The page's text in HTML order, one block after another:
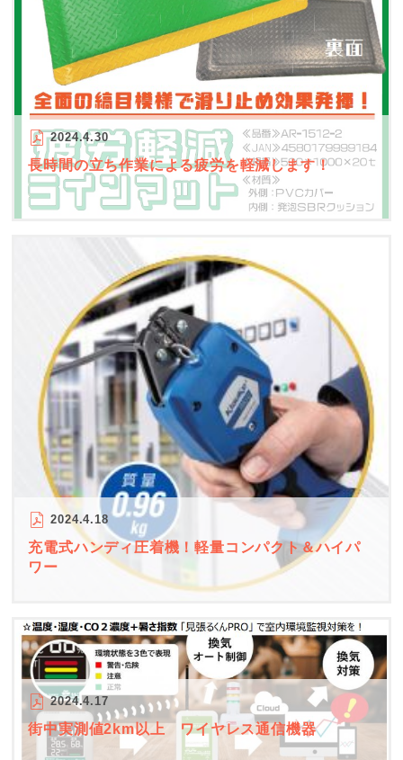
2024.4.30
長時間の立ち作業による疲労を軽減します！
2024.4.18
充電式ハンディ圧着機！軽量コンパクト＆ハイパ
ワー
2024.4.17
街中実測値2km以上 ワイヤレス通信機器